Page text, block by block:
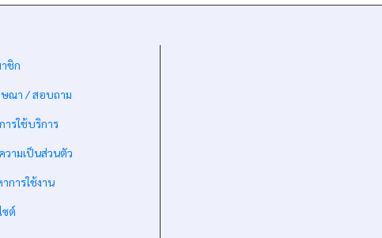
ชิก
ณา / สอบถาม
ารใช้บริการ
วามเป็นส่วนตัว
การใช้งาน
ซต์